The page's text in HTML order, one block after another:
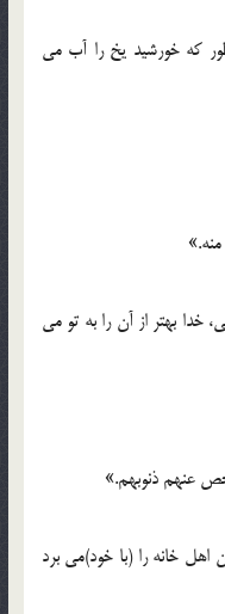
که خورشید یخ را آب می
بهتر از آن را به تو می
عنهم ذنوبهم.»
اهل خانه را (با خود)می برد